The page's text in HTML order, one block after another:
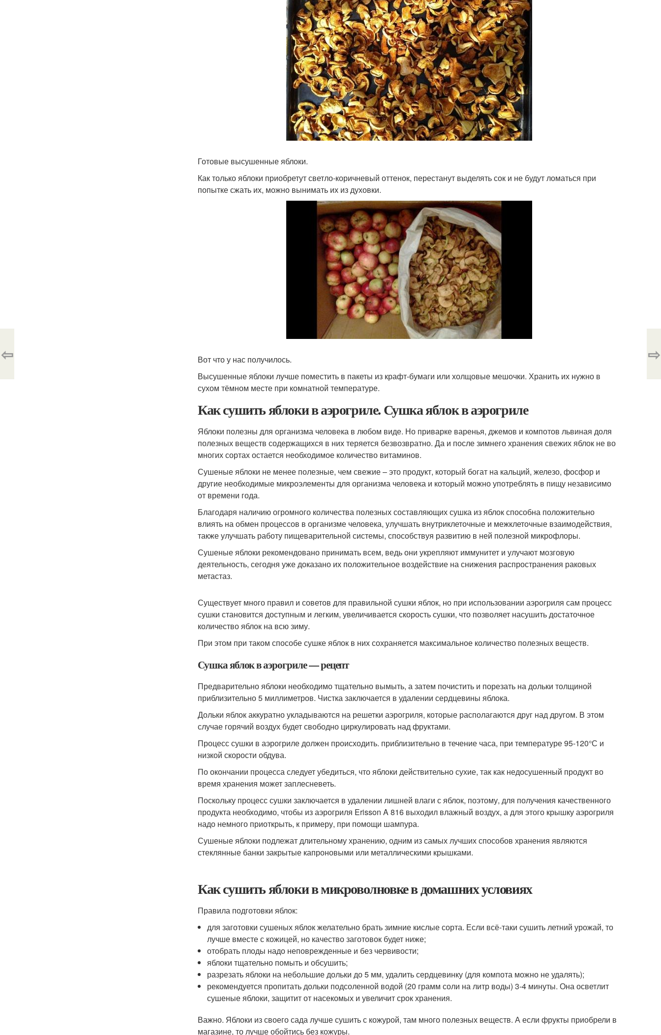
Готовые высушенные яблоки.
Как только яблоки приобретут светло‑коричневый оттенок, перестанут выделять сок и не будут ломаться при
попытке сжать их, можно вынимать их из духовки.
Вот что у нас получилось.
Высушенные яблоки лучше поместить в пакеты из крафт‑бумаги или холщовые мешочки. Хранить их нужно в
сухом тёмном месте при комнатной температуре.
Как сушить яблоки в аэрогриле. Сушка яблок в аэрогриле
Яблоки полезны для организма человека в любом виде. Но приварке варенья, джемов и компотов львиная доля
полезных веществ содержащихся в них теряется безвозвратно. Да и после зимнего хранения свежих яблок не во
многих сортах остается необходимое количество витаминов.
Сушеные яблоки не менее полезные, чем свежие – это продукт, который богат на кальций, железо, фосфор и
другие необходимые микроэлементы для организма человека и который можно употреблять в пищу независимо
от времени года.
Благодаря наличию огромного количества полезных составляющих сушка из яблок способна положительно
влиять на обмен процессов в организме человека, улучшать внутриклеточные и межклеточные взаимодействия,
также улучшать работу пищеварительной системы, способствуя развитию в ней полезной микрофлоры.
Сушеные яблоки рекомендовано принимать всем, ведь они укрепляют иммунитет и улучают мозговую
деятельность, сегодня уже доказано их положительное воздействие на снижения распространения раковых
метастаз.
Существует много правил и советов для правильной сушки яблок, но при использовании аэрогриля сам процесс
сушки становится доступным и легким, увеличивается скорость сушки, что позволяет насушить достаточное
количество яблок на всю зиму.
При этом при таком способе сушке яблок в них сохраняется максимальное количество полезных веществ.
Сушка яблок в аэрогриле — рецепт
Предварительно яблоки необходимо тщательно вымыть, а затем почистить и порезать на дольки толщиной
приблизительно 5 миллиметров. Чистка заключается в удалении сердцевины яблока.
Дольки яблок аккуратно укладываются на решетки аэрогриля, которые располагаются друг над другом. В этом
случае горячий воздух будет свободно циркулировать над фруктами.
Процесс сушки в аэрогриле должен происходить. приблизительно в течение часа, при температуре 95-120°С и
низкой скорости обдува.
По окончании процесса следует убедиться, что яблоки действительно сухие, так как недосушенный продукт во
время хранения может заплесневеть.
Поскольку процесс сушки заключается в удалении лишней влаги с яблок, поэтому, для получения качественного
продукта необходимо, чтобы из аэрогриля Erisson A 816 выходил влажный воздух, а для этого крышку аэрогриля
надо немного приоткрыть, к примеру, при помощи шампура.
Сушеные яблоки подлежат длительному хранению, одним из самых лучших способов хранения являются
стеклянные банки закрытые капроновыми или металлическими крышками.
Как сушить яблоки в микроволновке в домашних условиях
Правила подготовки яблок:
для заготовки сушеных яблок желательно брать зимние кислые сорта. Если всё-таки сушить летний урожай, то
лучше вместе с кожицей, но качество заготовок будет ниже;
отобрать плоды надо неповрежденные и без червивости;
яблоки тщательно помыть и обсушить;
разрезать яблоки на небольшие дольки до 5 мм, удалить сердцевинку (для компота можно не удалять);
рекомендуется пропитать дольки подсоленной водой (20 грамм соли на литр воды) 3-4 минуты. Она осветлит
сушеные яблоки, защитит от насекомых и увеличит срок хранения.
Важно. Яблоки из своего сада лучше сушить с кожурой, там много полезных веществ. А если фрукты приобрели в
магазине, то лучше обойтись без кожуры.
⇦ ⇨